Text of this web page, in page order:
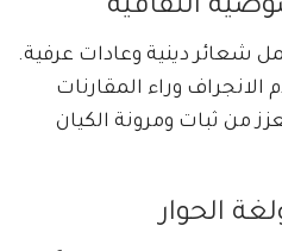
شعائر دينية وعادات عرفية.
وراء المقارنات
من ثبات ومرونة الكيان